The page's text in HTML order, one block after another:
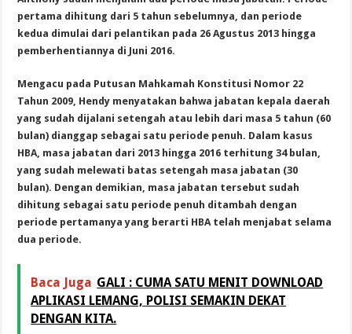
pertama dihitung dari 5 tahun sebelumnya, dan periode
kedua dimulai dari pelantikan pada 26 Agustus 2013 hingga
pemberhentiannya di Juni 2016.
Mengacu pada Putusan Mahkamah Konstitusi Nomor 22
Tahun 2009, Hendy menyatakan bahwa jabatan kepala daerah
yang sudah dijalani setengah atau lebih dari masa 5 tahun (60
bulan) dianggap sebagai satu periode penuh. Dalam kasus
HBA, masa jabatan dari 2013 hingga 2016 terhitung 34 bulan,
yang sudah melewati batas setengah masa jabatan (30
bulan). Dengan demikian, masa jabatan tersebut sudah
dihitung sebagai satu periode penuh ditambah dengan
periode pertamanya yang berarti HBA telah menjabat selama
dua periode.
Baca Juga GALI : CUMA SATU MENIT DOWNLOAD
APLIKASI LEMANG, POLISI SEMAKIN DEKAT
DENGAN KITA.